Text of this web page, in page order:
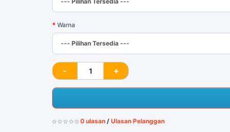
Warna
0 ulasan / Ulasan Pelanggan